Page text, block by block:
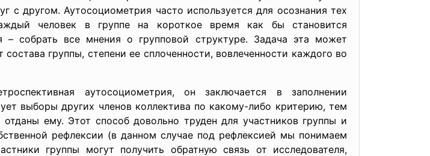
с другом. Аутосоциометрия часто используется для осознания тех
человек в группе на короткое время как бы становится
собрать все мнения о групповой структуре. Задача эта может
группы, степени ее сплоченности, вовлеченности каждого во
аутосоциометрия, он заключается в заполнении
выборы других членов коллектива по какому-либо критерию, тем
ему. Этот способ довольно труден для участников группы и
рефлексии (в данном случае под рефлексией мы понимаем
группы могут получить обратную связь от исследователя,